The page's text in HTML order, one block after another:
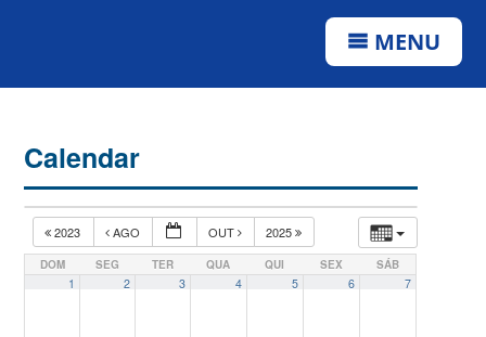
MENU
Calendar
2023 AGO OUT 2025
DOM SEG TER QUA QUI SEX SÁB
1 2 3 4 5 6 7